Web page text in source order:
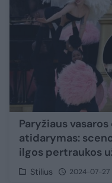
Paryžiaus
atidarymas:
ilgos pertraukos
Stilius 2024-07-27